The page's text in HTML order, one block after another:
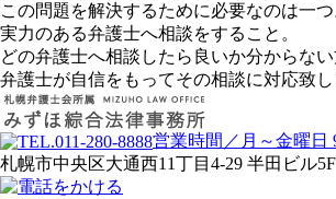
この問題を解決するために必要なのは一つ
実力のある弁護士へ相談をすること。
どの弁護士へ相談したら良いか分からない
弁護士が自信をもってその相談に対応致し
営業時間／月～金曜日
札幌市中央区大通西11丁目4-29 半田ビル5F